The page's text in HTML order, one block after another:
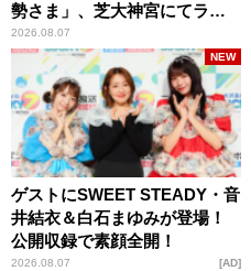
勢さま」、芝大神宮にてラン
パンプスが合格祈願！
2026.08.07
ゲストにSWEET STEADY・音
井結衣＆白石まゆみが登場！
公開収録で素顔全開！
2026.08.07
NEW
AD